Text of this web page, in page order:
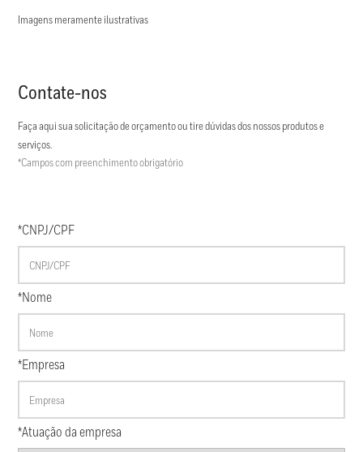
Imagens meramente ilustrativas
Contate-nos
Faça aqui sua solicitação de orçamento ou tire dúvidas dos nossos produtos e
serviços.
*Campos com preenchimento obrigatório
*CNPJ/CPF
*Nome
*Empresa
*Atuação da empresa